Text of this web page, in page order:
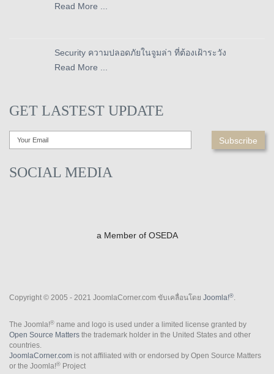
Read More ...
Security ความปลอดภัยในจูมล่า ที่ต้องเฝ้าระวัง
Read More ...
GET LASTEST UPDATE
SOCIAL MEDIA
a Member of OSEDA
Copyright © 2005 - 2021 JoomlaCorner.com ขับเคลื่อนโดย Joomla!®.
The Joomla!® name and logo is used under a limited license granted by
Open Source Matters the trademark holder in the United States and other
countries.
JoomlaCorner.com is not affiliated with or endorsed by Open Source Matters
or the Joomla!® Project